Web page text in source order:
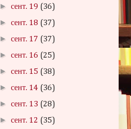
►сент. 19 (36)
►сент. 18 (37)
►сент. 17 (37)
►сент. 16 (25)
►сент. 15 (38)
►сент. 14 (36)
►сент. 13 (28)
►сент. 12 (35)